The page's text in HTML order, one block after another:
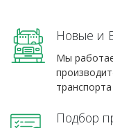
Новые и
Мы
транспорта
Подбор